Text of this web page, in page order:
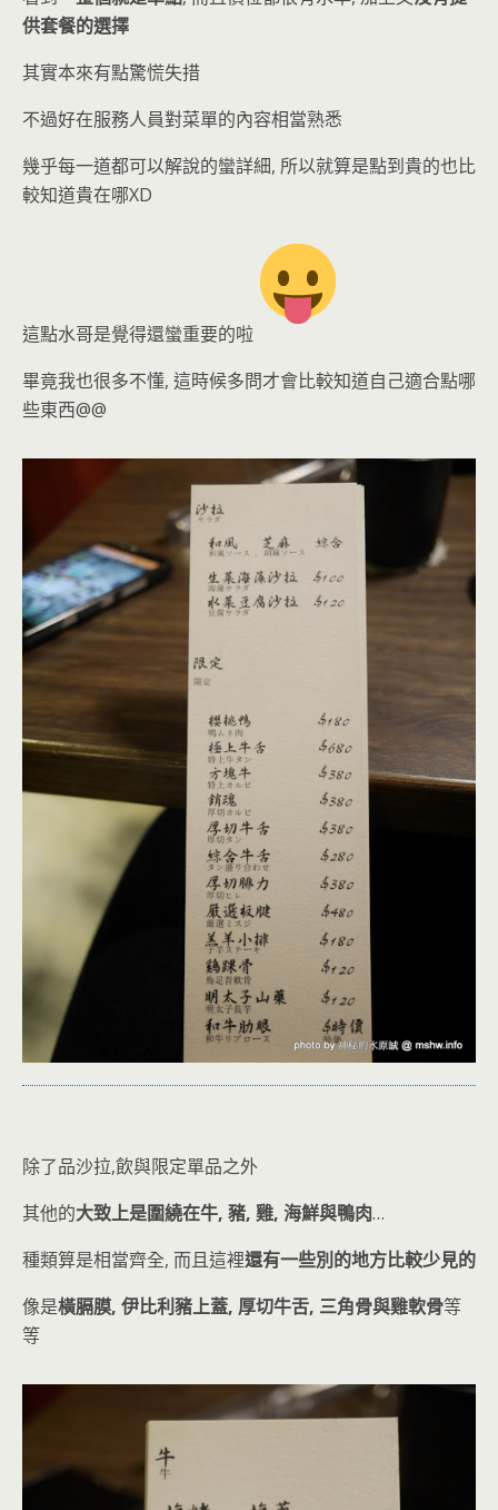
供套餐的選擇
其實本來有點驚慌失措
不過好在服務人員對菜單的內容相當熟悉
幾乎每一道都可以解說的蠻詳細, 所以就算是點到貴的也比
較知道貴在哪XD
這點水哥是覺得還蠻重要的啦
畢竟我也很多不懂, 這時候多問才會比較知道自己適合點哪
些東西@@
除了品沙拉,飲與限定單品之外
其他的大致上是圍繞在牛, 豬, 雞, 海鮮與鴨肉…
種類算是相當齊全, 而且這裡還有一些別的地方比較少見的
像是橫膈膜, 伊比利豬上蓋, 厚切牛舌, 三角骨與雞軟骨等
等